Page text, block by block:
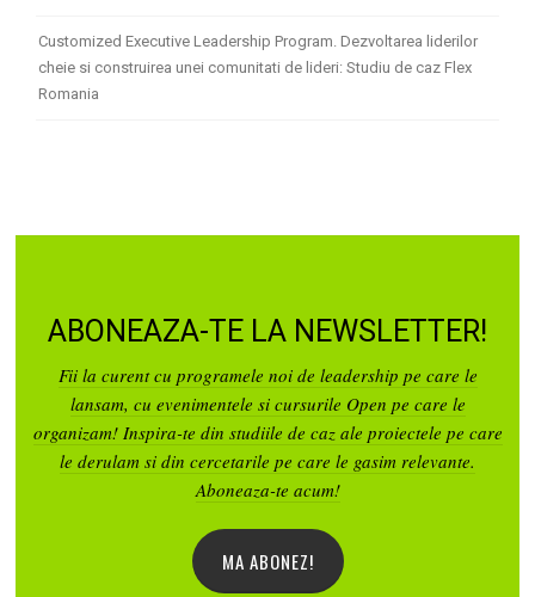
Customized Executive Leadership Program. Dezvoltarea liderilor
cheie si construirea unei comunitati de lideri: Studiu de caz Flex
Romania
ABONEAZA-TE LA NEWSLETTER!
Fii la curent cu programele noi de leadership pe care le
lansam, cu evenimentele si cursurile Open pe care le
organizam! Inspira-te din studiile de caz ale proiectele pe care
le derulam si din cercetarile pe care le gasim relevante.
Aboneaza-te acum!
MA ABONEZ!